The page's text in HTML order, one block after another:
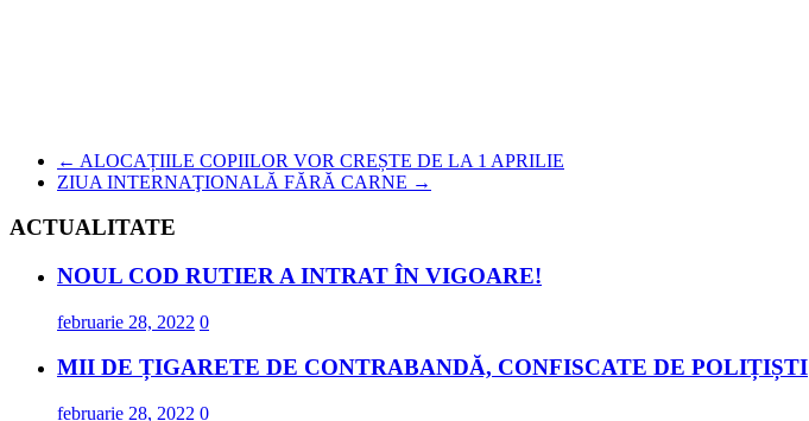
← ALOCAȚIILE COPIILOR VOR CREȘTE DE LA 1 APRILIE
ZIUA INTERNAŢIONALĂ FĂRĂ CARNE →
ACTUALITATE
NOUL COD RUTIER A INTRAT ÎN VIGOARE!
februarie 28, 2022 0
MII DE ȚIGARETE DE CONTRABANDĂ, CONFISCATE DE POLIȚIȘTI
februarie 28, 2022 0